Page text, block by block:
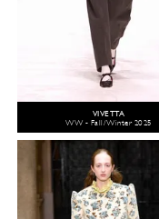
VIVETTA
WW - Fall/Winter 2025